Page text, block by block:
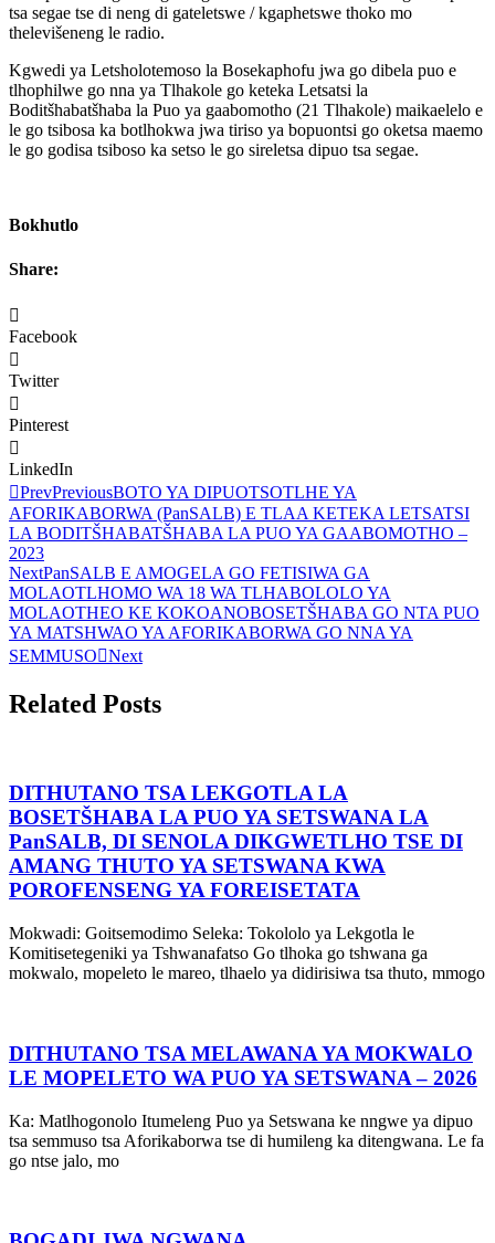
tsa segae tse di neng di gateletswe / kgaphetswe thoko mo
thelevišeneng le radio.
Kgwedi ya Letsholotemoso la Bosekaphofu jwa go dibela puo e
tlhophilwe go nna ya Tlhakole go keteka Letsatsi la
Boditšhabatšhaba la Puo ya gaabomotho (21 Tlhakole) maikaelelo e
le go tsibosa ka botlhokwa jwa tiriso ya bopuontsi go oketsa maemo
le go godisa tsiboso ka setso le go sireletsa dipuo tsa segae.
Bokhutlo
Share:
Facebook
Twitter
Pinterest
LinkedIn
PrevPreviousBOTO YA DIPUOTSOTLHE YA
AFORIKABORWA (PanSALB) E TLAA KETEKA LETSATSI
LA BODITŠHABATŠHABA LA PUO YA GAABOMOTHO –
2023
NextPanSALB E AMOGELA GO FETISIWA GA
MOLAOTLHOMO WA 18 WA TLHABOLOLO YA
MOLAOTHEO KE KOKOANOBOSETŠHABA GO NTA PUO
YA MATSHWAO YA AFORIKABORWA GO NNA YA
SEMMUSO
Next
Related Posts
DITHUTANO TSA LEKGOTLA LA
BOSETŠHABA LA PUO YA SETSWANA LA
PanSALB, DI SENOLA DIKGWETLHO TSE DI
AMANG THUTO YA SETSWANA KWA
POROFENSENG YA FOREISETATA
Mokwadi: Goitsemodimo Seleka: Tokololo ya Lekgotla le
Komitisetegeniki ya Tshwanafatso Go tlhoka go tshwana ga
mokwalo, mopeleto le mareo, tlhaelo ya didirisiwa tsa thuto, mmogo
DITHUTANO TSA MELAWANA YA MOKWALO
LE MOPELETO WA PUO YA SETSWANA – 2026
Ka: Matlhogonolo Itumeleng Puo ya Setswana ke nngwe ya dipuo
tsa semmuso tsa Aforikaborwa tse di humileng ka ditengwana. Le fa
go ntse jalo, mo